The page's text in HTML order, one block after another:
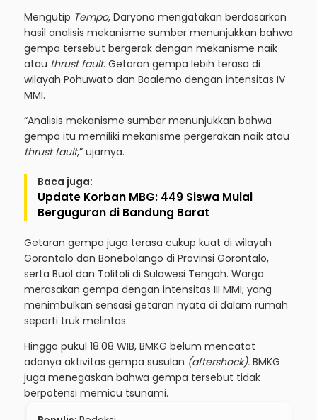
Mengutip Tempo, Daryono mengatakan berdasarkan
hasil analisis mekanisme sumber menunjukkan bahwa
gempa tersebut bergerak dengan mekanisme naik
atau thrust fault. Getaran gempa lebih terasa di
wilayah Pohuwato dan Boalemo dengan intensitas IV
MMI.
“Analisis mekanisme sumber menunjukkan bahwa
gempa itu memiliki mekanisme pergerakan naik atau
thrust fault,” ujarnya.
Baca juga:
Update Korban MBG: 449 Siswa Mulai
Berguguran di Bandung Barat
Getaran gempa juga terasa cukup kuat di wilayah
Gorontalo dan Bonebolango di Provinsi Gorontalo,
serta Buol dan Tolitoli di Sulawesi Tengah. Warga
merasakan gempa dengan intensitas III MMI, yang
menimbulkan sensasi getaran nyata di dalam rumah
seperti truk melintas.
Hingga pukul 18.08 WIB, BMKG belum mencatat
adanya aktivitas gempa susulan (aftershock). BMKG
juga menegaskan bahwa gempa tersebut tidak
berpotensi memicu tsunami.